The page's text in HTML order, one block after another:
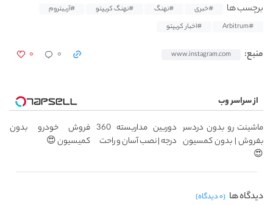
برچسب ها #خبری #نهنگ #نهنگ کریپتو
#آربیتروم
#Arbitrum
#اخبار کریپتو
منبع: www.instagram.com ۰ ۰
از سراسر وب
ماشینت رو بدون دردسر
بفروش | بدون کمسیون
😍
دوربین مداربسته 360
درجه | نصب آسان و راحت
فروش خودرو بدون
کمیسیون 😍
دیدگاه ها (۰ دیدگاه)